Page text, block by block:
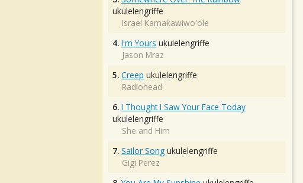
ukulelengriffe
Israel Kamakawiwo'ole
4. I'm Yours ukulelengriffe
Jason Mraz
5. Creep ukulelengriffe
Radiohead
6. I Thought I Saw Your Face Today
ukulelengriffe
She and Him
7. Sailor Song ukulelengriffe
Gigi Perez